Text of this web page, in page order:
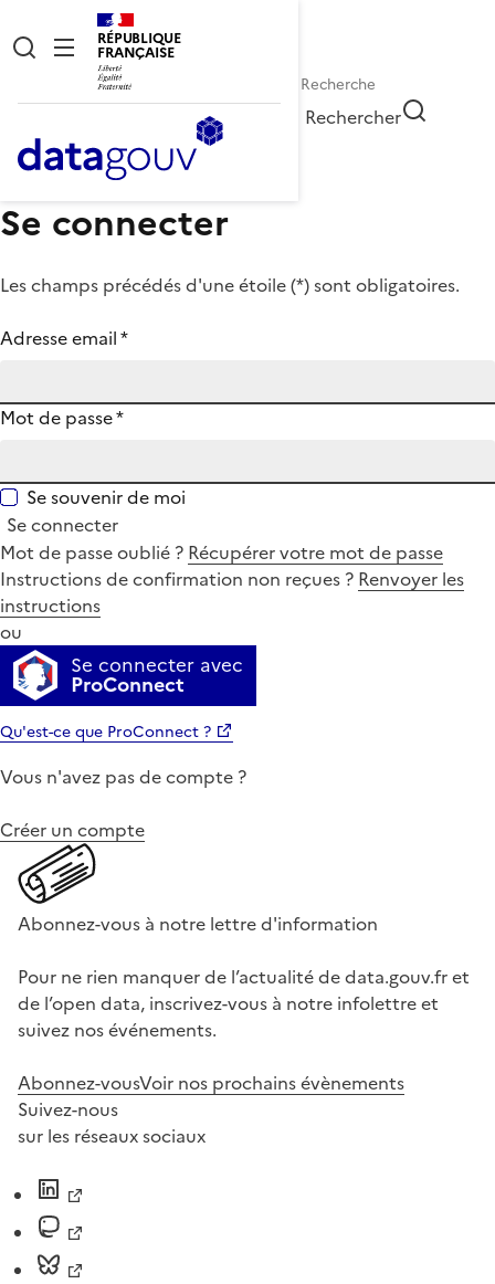
RÉPUBLIQUE
FRANÇAISE
Rechercher
Se connecter
Les champs précédés d'une étoile (*) sont obligatoires.
Adresse email*
Mot de passe*
Se souvenir de moi
Se connecter
Mot de passe oublié ? Récupérer votre mot de passe
Instructions de confirmation non reçues ? Renvoyer les
instructions
ou
Se connecter avec
ProConnect
Qu'est-ce que ProConnect ?
Vous n'avez pas de compte ?
Créer un compte
Abonnez-vous à notre lettre d'information
Pour ne rien manquer de l’actualité de data.gouv.fr et
de l’open data, inscrivez-vous à notre infolettre et
suivez nos événements.
Abonnez-vousVoir nos prochains évènements
Suivez-nous
sur les réseaux sociaux